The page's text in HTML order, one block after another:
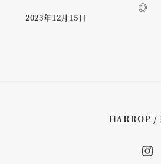
2023年12月15日
◎
HARROP /
Instagram